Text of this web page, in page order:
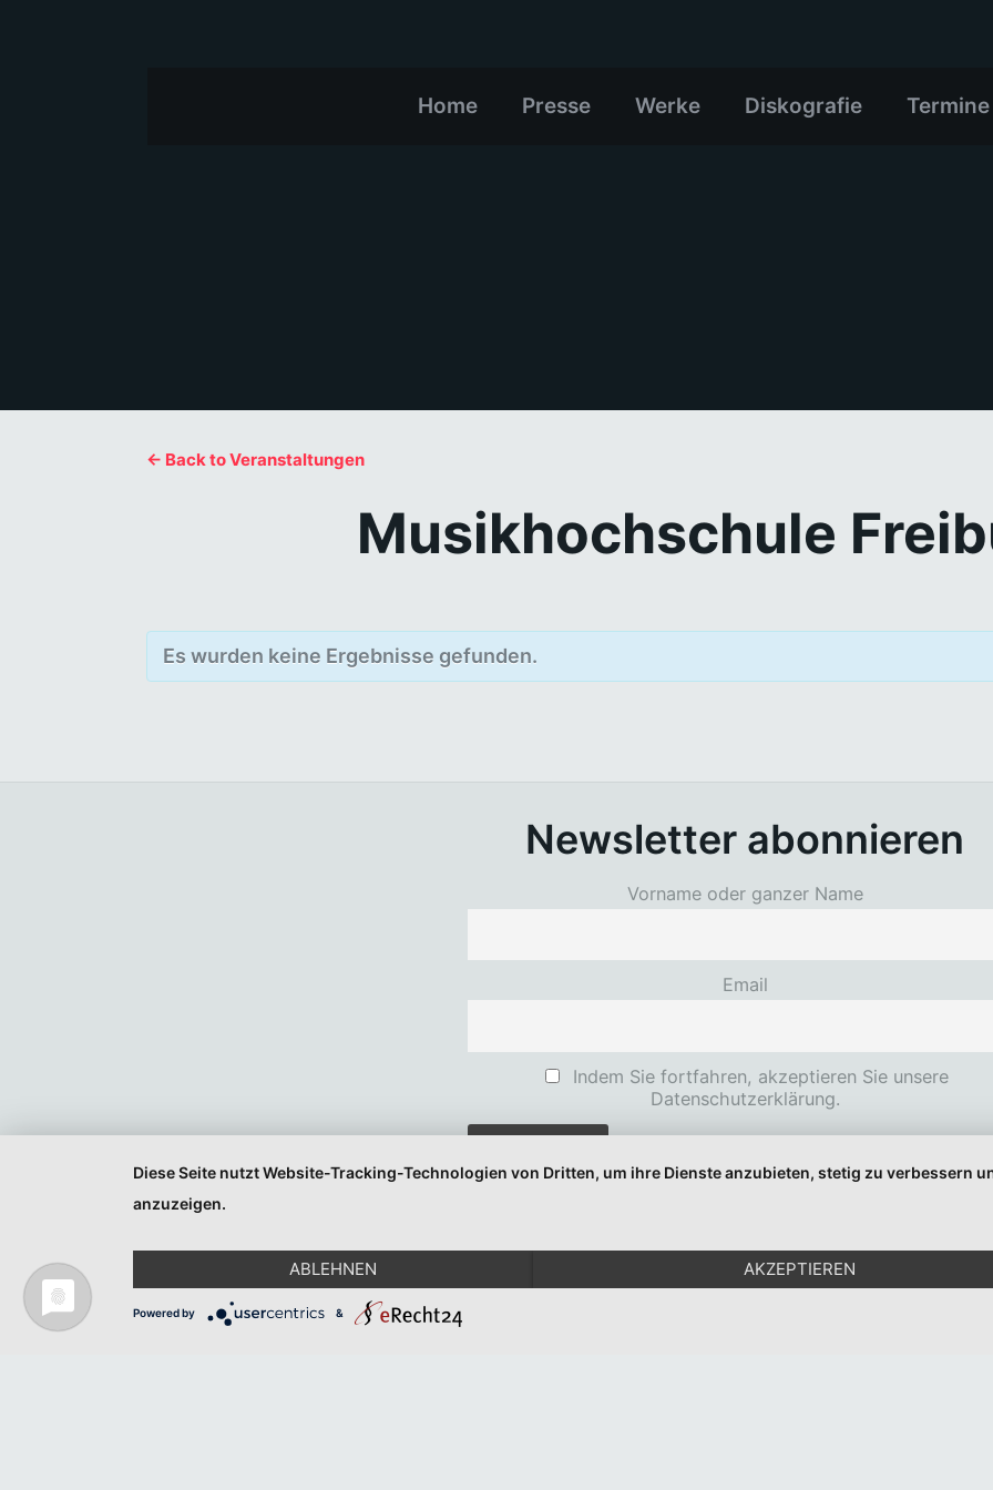
Home Presse Werke Diskografie Termine
← Back to Veranstaltungen
Musikhochschule
Es wurden keine Ergebnisse gefunden.
Newsletter abonnieren
Vorname oder ganzer Name
Email
Indem Sie fortfahren, akzeptieren Sie unsere
Datenschutzerklärung.
Diese Seite nutzt Website-Tracking-Technologien von Dritten, um ihre Dienste anzubieten, stetig zu verbessern
anzuzeigen.
ABLEHNEN AKZEPTIEREN
Powered by &